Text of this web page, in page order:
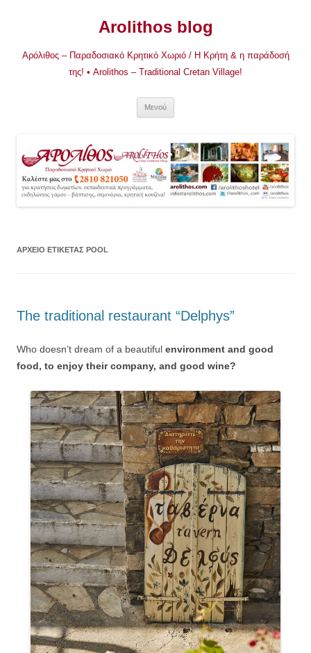
Arolithos blog
Αρόλιθος – Παραδοσιακό Κρητικό Χωριό / Η Κρήτη & η παράδοσή
της! • Arolithos – Traditional Cretan Village!
Μενού
ΑΡΧΕΊΟ ΕΤΙΚΈΤΑΣ POOL
The traditional restaurant “Delphys”
Who doesn’t dream of a beautiful environment and good
food, to enjoy their company, and good wine?